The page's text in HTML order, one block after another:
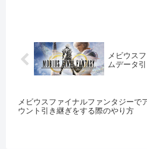
メビウス
ムデータ
メビウスファイナルファンタジーで
ウント引き継ぎをする際のやり方